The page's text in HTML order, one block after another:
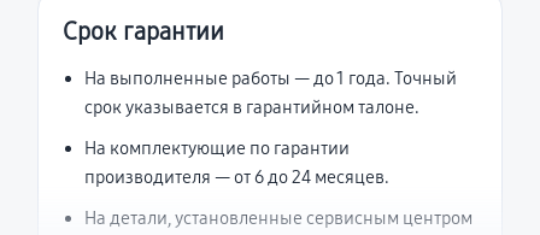
Срок гарантии
На выполненные работы — до 1 года. Точный
срок указывается в гарантийном талоне.
На комплектующие по гарантии
производителя — от 6 до 24 месяцев.
На детали, установленные сервисным центром